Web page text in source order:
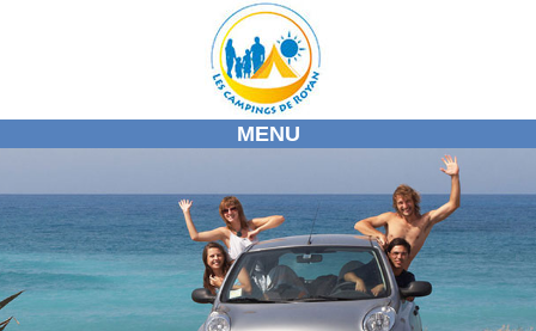
MENU
NOS CAMPINGS
NOTRE REGION
ACTIVITE / DECOUVERTES
MARCHE